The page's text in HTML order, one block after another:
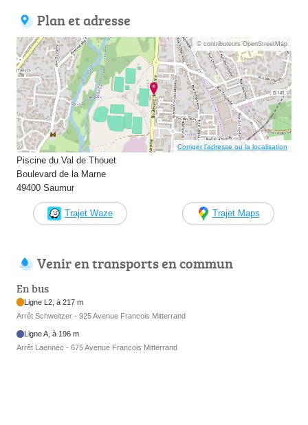
Plan et adresse
© contributeurs OpenStreetMap
Corriger l’adresse ou la localisation
Piscine du Val de Thouet
Boulevard de la Marne
49400 Saumur
Trajet Waze Trajet Maps
Venir en transports en commun
En bus
Ligne L2, à 217 m
Arrêt Schweitzer - 925 Avenue Francois Mitterrand
Ligne A, à 196 m
Arrêt Laennec - 675 Avenue Francois Mitterrand